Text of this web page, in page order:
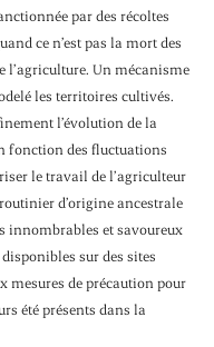
par des récoltes
ce n’est pas la mort des
l’agriculture. Un mécanisme
les terri­toires cultivés.
l’évolution de la
fonction des fluctuations
le travail de l’agriculteur
d’origine ancestrale
innombrables et savoureux
sur des sites
mesures de précaution pour
été présents dans la